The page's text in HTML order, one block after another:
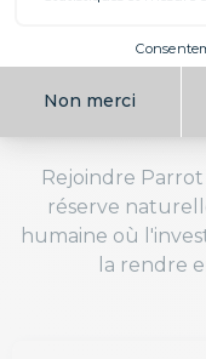
aventure
de
Rejoindre
réserve
humaine où
la rendre